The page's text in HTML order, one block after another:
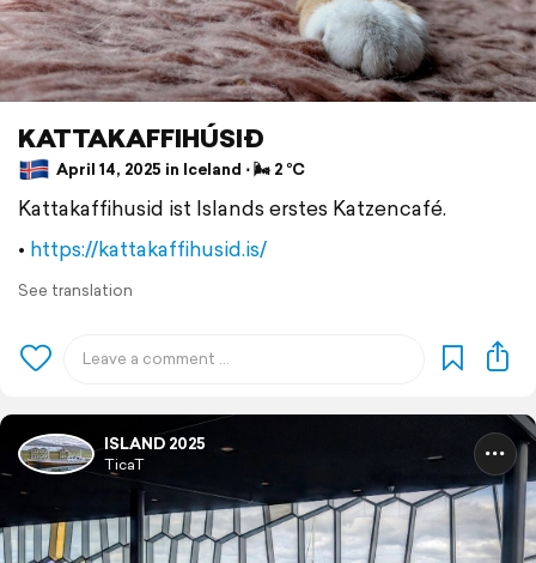
KATTAKAFFIHÚSIÐ
April 14, 2025 in Iceland ⋅ 🌬 2 °C
Kattakaffihusid ist Islands erstes Katzencafé.
• https://kattakaffihusid.is/
See translation
ISLAND 2025
TicaT